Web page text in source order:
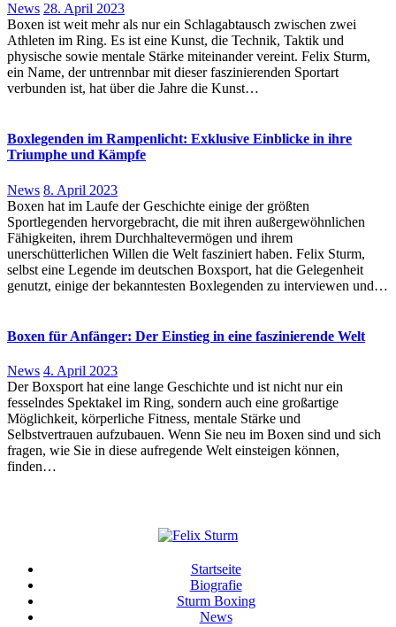
News 28. April 2023
Boxen ist weit mehr als nur ein Schlagabtausch zwischen zwei
Athleten im Ring. Es ist eine Kunst, die Technik, Taktik und
physische sowie mentale Stärke miteinander vereint. Felix Sturm,
ein Name, der untrennbar mit dieser faszinierenden Sportart
verbunden ist, hat über die Jahre die Kunst…
Boxlegenden im Rampenlicht: Exklusive Einblicke in ihre
Triumphe und Kämpfe
News 8. April 2023
Boxen hat im Laufe der Geschichte einige der größten
Sportlegenden hervorgebracht, die mit ihren außergewöhnlichen
Fähigkeiten, ihrem Durchhaltevermögen und ihrem
unerschütterlichen Willen die Welt fasziniert haben. Felix Sturm,
selbst eine Legende im deutschen Boxsport, hat die Gelegenheit
genutzt, einige der bekanntesten Boxlegenden zu interviewen und…
Boxen für Anfänger: Der Einstieg in eine faszinierende Welt
News 4. April 2023
Der Boxsport hat eine lange Geschichte und ist nicht nur ein
fesselndes Spektakel im Ring, sondern auch eine großartige
Möglichkeit, körperliche Fitness, mentale Stärke und
Selbstvertrauen aufzubauen. Wenn Sie neu im Boxen sind und sich
fragen, wie Sie in diese aufregende Welt einsteigen können,
finden…
Startseite
Biografie
Sturm Boxing
News